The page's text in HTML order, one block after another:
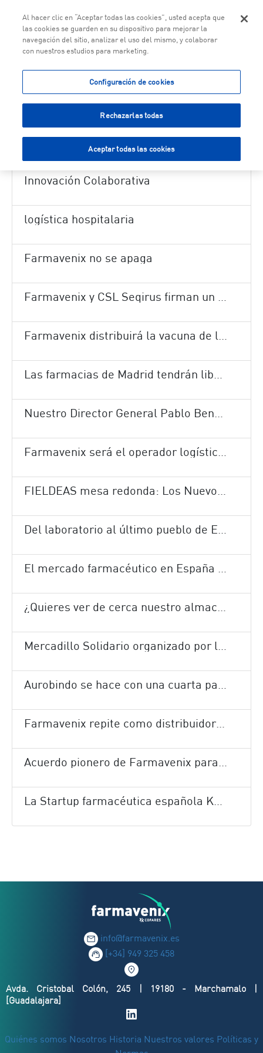
Logística Canarias junto a Kern Pharma
Campaña de la Gripe 2025
Innovación Colaborativa
logística hospitalaria
Farmavenix no se apaga
Farmavenix y CSL Seqirus firman un nuevo contrato de cinco años para la distribución de la vacuna de la gripe en España
Farmavenix distribuirá la vacuna de la gripe a nivel nacional en la campaña 2018-2019
Las farmacias de Madrid tendrán libertad de horarios y podrán dispensar medicamentos a domicilio.
Nuestro Director General Pablo Bengoa ofrece una entrevista tras la distribución de la vacuna de la gripe a nivel nacional.
Farmavenix será el operador logístico del laboratorio VegenatHealthcare
FIELDEAS mesa redonda: Los Nuevos Retos Logísticos
Del laboratorio al último pueblo de España
El mercado farmacéutico en España ha crecido un 1,7% en los últimos doce meses
¿Quieres ver de cerca nuestro almacén?
Mercadillo Solidario organizado por la Fundación Cofares
Aurobindo se hace con una cuarta parte de los medicamentos de la última subasta
Farmavenix repite como distribuidor de la vacuna de la gripe
Acuerdo pionero de Farmavenix para la gestión del calendario vacunal de niños y adultos en Canarias
La Startup farmacéutica española Kurasana, nuevo cliente de Farmavenix
info@farmavenix.es
[+34] 949 325 458
Avda. Cristobal Colón, 245 | 19180 - Marchamalo |
[Guadalajara]
Quiénes somos Nosotros Historia Nuestros valores Políticas y
Al hacer clic en “Aceptar todas las cookies”, usted acepta que
las cookies se guarden en su dispositivo para mejorar la
navegación del sitio, analizar el uso del mismo, y colaborar
con nuestros estudios para marketing.
Configuración de cookies
Rechazarlas todas
Aceptar todas las cookies